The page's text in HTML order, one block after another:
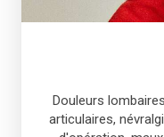
Douleurs
articulaires,